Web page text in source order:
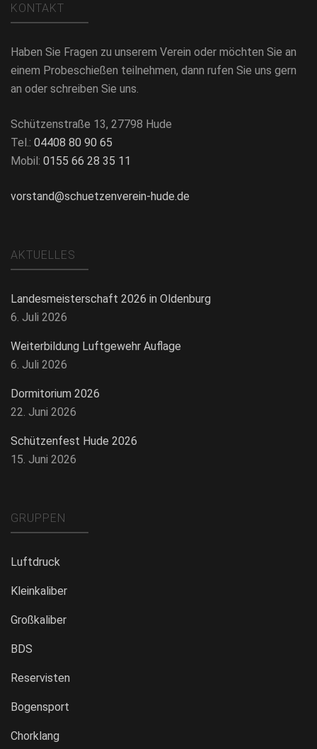
KONTAKT
Haben Sie Fragen zu unserem Verein oder möchten Sie an
einem Probeschießen teilnehmen, dann rufen Sie uns gern
an oder schreiben Sie uns.
Schützenstraße 13, 27798 Hude
Tel.: 04408 80 90 65
Mobil: 0155 66 28 35 11
vorstand@schuetzenverein-hude.de
AKTUELLES
Landesmeisterschaft 2026 in Oldenburg
6. Juli 2026
Weiterbildung Luftgewehr Auflage
6. Juli 2026
Dormitorium 2026
22. Juni 2026
Schützenfest Hude 2026
15. Juni 2026
GRUPPEN
Luftdruck
Kleinkaliber
Großkaliber
BDS
Reservisten
Bogensport
Chorklang